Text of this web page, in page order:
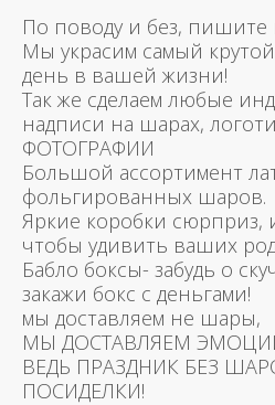
По поводу и без, пишите
Мы украсим самый
день в вашей жизни!
Так же сделаем любые
надписи на шарах,
ФОТОГРАФИИ
Большой ассортимент
фольгированных шаров.
Яркие коробки сюрприз,
чтобы удивить ваших
Бабло боксы- забудь о
закажи бокс с деньгами!
мы доставляем не шары,
МЫ ДОСТАВЛЯЕМ
ВЕДЬ ПРАЗДНИК БЕЗ
ПОСИДЕЛКИ!